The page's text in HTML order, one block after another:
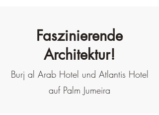
Faszinierende
Architektur!
Burj al Arab Hotel und Atlantis Hotel
auf Palm Jumeira